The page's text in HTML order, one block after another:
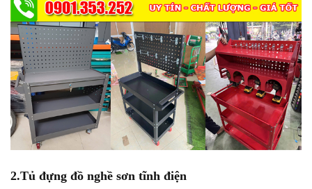
2.Tủ đựng đồ nghề sơn tĩnh điện